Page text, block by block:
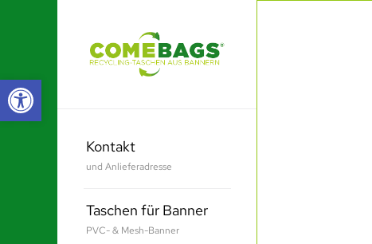
Werkzeugleiste öffnen
Kontakt
und Anlieferadresse
Taschen für Banner
PVC- & Mesh-Banner